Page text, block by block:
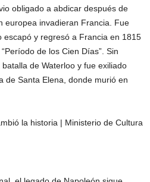
obligado a abdicar después de
europea invadieran Francia. Fue
escapó y regresó a Francia en 1815
de los Cien Días”. Sin
de Waterloo y fue exiliado
de Santa Elena, donde murió en